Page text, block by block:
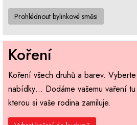
Prohlédnout bylinkové směsi
Koření
Koření všech druhů a barev.
nabídky… Dodáme vašemu vaření
kterou si vaše rodina zamiluje.